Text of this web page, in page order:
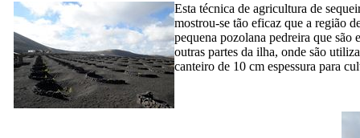
Esta técnica de agricultura de
mostrou-se tão eficaz que a região
pequena pozolana pedreira que são
outras partes da ilha, onde são
canteiro de 10 cm espessura para